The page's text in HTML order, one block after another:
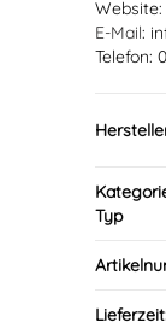
Website:
E-Mail:
Telefon:
Typ